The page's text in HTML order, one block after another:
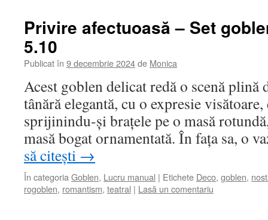
Privire afectuoasă – Set
5.10
Publicat în 9 decembrie 2024de Monica
Acest goblen delicat redă o scenă plină
tânără elegantă, cu o expresie
sprijinindu-și brațele pe o masă
masă bogat ornamentată. În fața sa, o
să citești →
În categoria Goblen, Lucru manual | Etichete Deco, goblen,
rogoblen, romantism, teatral | Lasă un comentariu